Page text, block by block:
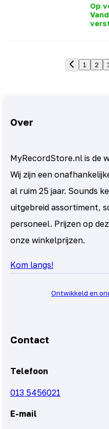
Op
1 2
Over
MyRecordStore.nl is de
Wij zijn een
al ruim 25 jaar. Sounds
uitgebreid assortiment,
personeel. Prijzen op
onze winkelprijzen.
Kom langs!
Ontwikkeld en
Contact
Telefoon
013 5456021
E-mail